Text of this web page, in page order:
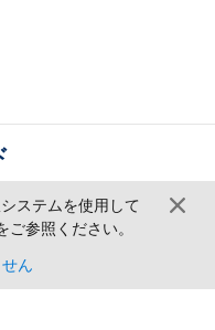
ステムを使用して
ご参照ください。
ん